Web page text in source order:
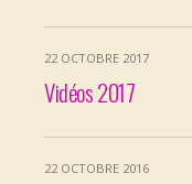
22 OCTOBRE 2017
Vidéos 2017
22 OCTOBRE 2016